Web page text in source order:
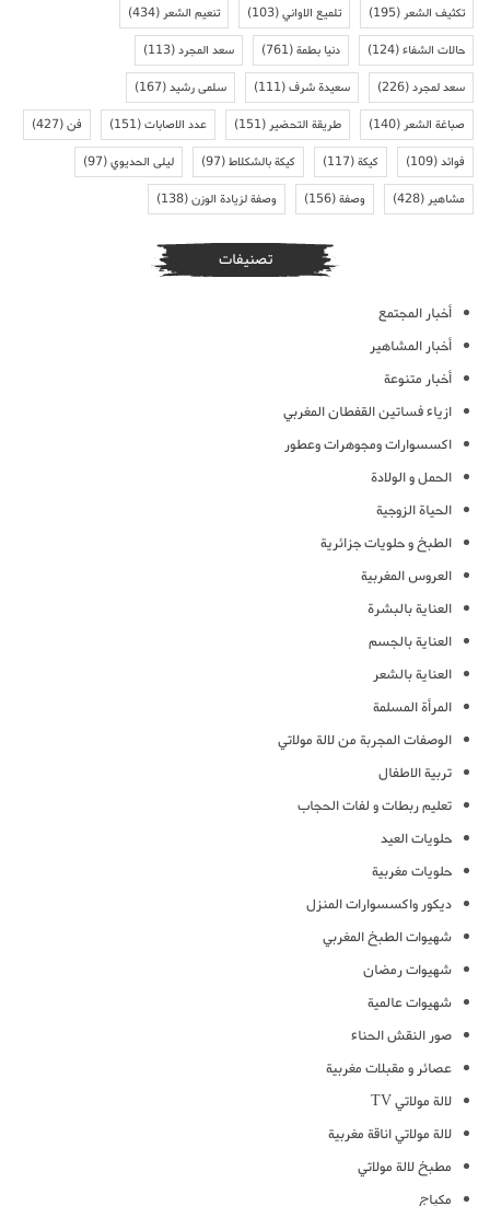
تكثيف الشعر(195) تلميع الاواني(103) تنعيم الشعر(434)
حالات الشفاء(124) دنيا بطمة(761) سعد المجرد(113)
سعد لمجرد(226) سعيدة شرف(111) سلمى رشيد(167)
صباغة الشعر(140) طريقة التحضير(151) عدد الاصابات(151) فن(427)
فوائد(109) كيكة(117) كيكة بالشكلاط(97) ليلى الحديوي(97)
مشاهير(428) وصفة(156) وصفة لزيادة الوزن(138)
تصنيفات
أخبار المجتمع
أخبار المشاهير
أخبار متنوعة
ازياء فساتين القفطان المغربي
اكسسوارات ومجوهرات وعطور
الحمل و الولادة
الحياة الزوجية
الطبخ و حلويات جزائرية
العروس المغربية
العناية بالبشرة
العناية بالجسم
العناية بالشعر
المرأة المسلمة
الوصفات المجربة من لالة مولاتي
تربية الاطفال
تعليم ربطات و لفات الحجاب
حلويات العيد
حلويات مغربية
ديكور واكسسوارات المنزل
شهيوات الطبخ المغربي
شهيوات رمضان
شهيوات عالمية
صور النقش الحناء
عصائر و مقبلات مغربية
لالة مولاتي TV
لالة مولاتي اناقة مغربية
مطبخ لالة مولاتي
مكياج